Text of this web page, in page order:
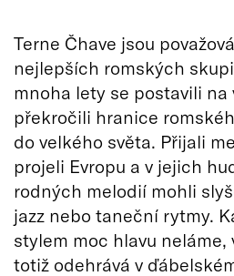
Terne Čhave jsou
nejlepších romských
mnoha lety se postavili na
překročili hranice
do velkého světa. Přijali
projeli Evropu a v jejich
rodných melodií mohli
jazz nebo taneční rytmy.
stylem moc hlavu
totiž odehrává v